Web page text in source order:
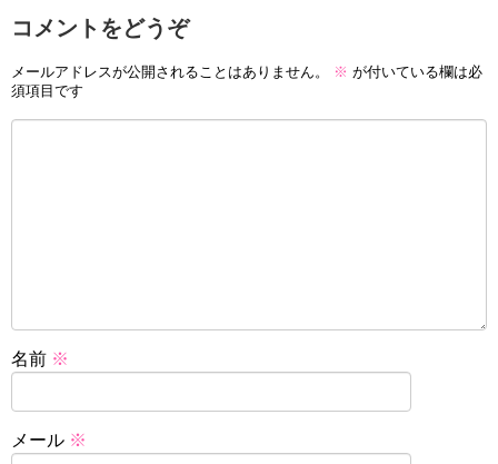
コメントをどうぞ
メールアドレスが公開されることはありません。 ※ が付いている欄は必
須項目です
名前 ※
メール ※